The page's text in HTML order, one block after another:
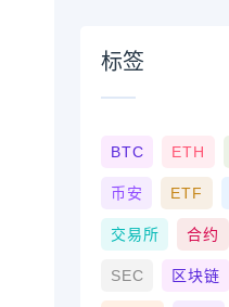
标签
BTC ETH
币安 ETF
交易所 合约
SEC 区块链